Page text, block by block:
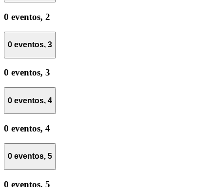
0 eventos, 2
0 eventos, 3
0 eventos, 3
0 eventos, 4
0 eventos, 4
0 eventos, 5
0 eventos, 5